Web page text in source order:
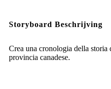
Storyboard Beschrijving
Crea una cronologia della
provincia canadese.